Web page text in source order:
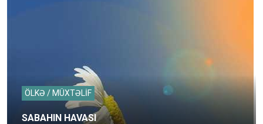
ÖLKƏ / MÜXTƏLİF
SABAHIN HAVASI